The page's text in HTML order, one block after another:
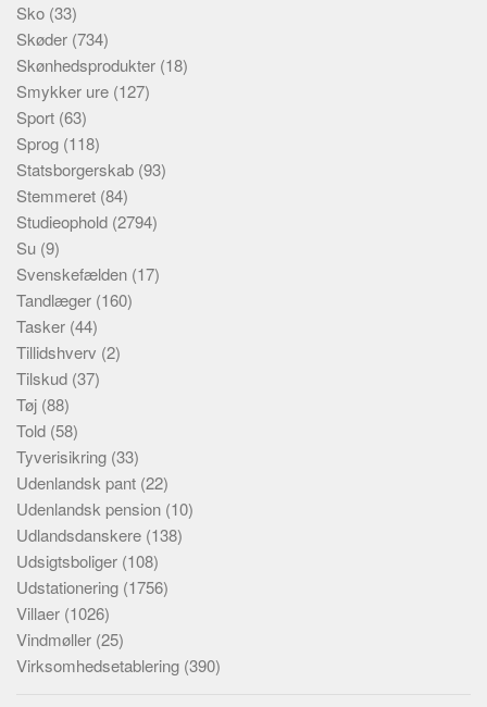
Sko (33)
Skøder (734)
Skønhedsprodukter (18)
Smykker ure (127)
Sport (63)
Sprog (118)
Statsborgerskab (93)
Stemmeret (84)
Studieophold (2794)
Su (9)
Svenskefælden (17)
Tandlæger (160)
Tasker (44)
Tillidshverv (2)
Tilskud (37)
Tøj (88)
Told (58)
Tyverisikring (33)
Udenlandsk pant (22)
Udenlandsk pension (10)
Udlandsdanskere (138)
Udsigtsboliger (108)
Udstationering (1756)
Villaer (1026)
Vindmøller (25)
Virksomhedsetablering (390)